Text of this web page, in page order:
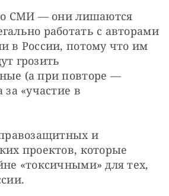
о СМИ — они лишаются
работать с авторами
в России, потому что им
грозить
(а при повторе —
за «участие в
и
проектов, которые
«токсичными» для тех,